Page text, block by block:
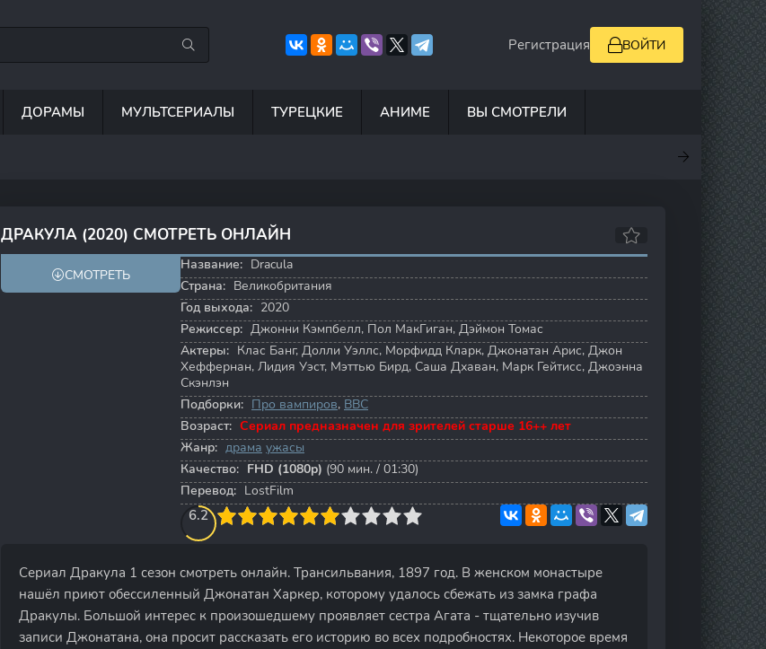
Регистрация ВОЙТИ
ДОРАМЫ МУЛЬТСЕРИАЛЫ ТУРЕЦКИЕ АНИМЕ ВЫ СМОТРЕЛИ
7
ДРАКУЛА (2020) СМОТРЕТЬ ОНЛАЙН
6.5 6.8
СМОТРЕТЬ
Название: Dracula
Страна: Великобритания
Год выхода: 2020
Режиссер: Джонни Кэмпбелл, Пол МакГиган, Дэймон Томас
Актеры: Клас Банг, Долли Уэллс, Морфидд Кларк, Джонатан Арис, Джон
Хеффернан, Лидия Уэст, Мэттью Бирд, Саша Дхаван, Марк Гейтисс, Джоэнна
Скэнлэн
Подборки: Про вампиров, BBC
Возраст: Сериал предназначен для зрителей старше 16++ лет
Жанр: драма ужасы
Качество: FHD (1080p) (90 мин. / 01:30)
Перевод: LostFilm
6.2
4 5 6 7 8 9 10
Сериал Дракула 1 сезон смотреть онлайн. Трансильвания, 1897 год. В женском монастыре
нашёл приют обессиленный Джонатан Харкер, которому удалось сбежать из замка графа
Дракулы. Большой интерес к произошедшему проявляет сестра Агата - тщательно изучив
записи Джонатана, она просит рассказать его историю во всех подробностях. Некоторое время